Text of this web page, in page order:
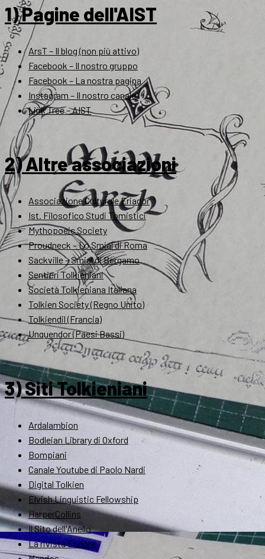
1) Pagine dell'AIST
ArsT – Il blog (non più attivo)
Facebook – Il nostro gruppo
Facebook – La nostra pagina
Instagram – Il nostro canale
Link Tree – AIST
2) Altre associazioni
Associazione Culturale Eriador
Ist. Filosofico Studi Tomistici
Mythopoeic Society
Proudneck – Lo Smial di Roma
Sackville – Smial di Bergamo
Sentieri Tolkieniani
Società Tolkieniana Italiana
Tolkien Society (Regno Unito)
Tolkiendil (Francia)
Unquendor (Paesi Bassi)
3) Siti Tolkieniani
Ardalambion
Bodleian Library di Oxford
Bompiani
Canale Youtube di Paolo Nardi
Digital Tolkien
Elvish Linguistic Fellowship
HarperCollins
Il Sito dell'Anello
La rivista Endóre